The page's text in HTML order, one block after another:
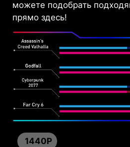
можете подобрать
прямо здесь!
1440P